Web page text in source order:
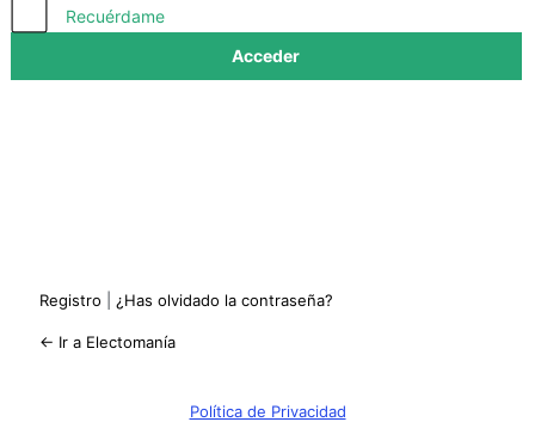
Recuérdame
Registro ¿Has olvidado la contraseña?
← Ir a Electomanía
Política de Privacidad